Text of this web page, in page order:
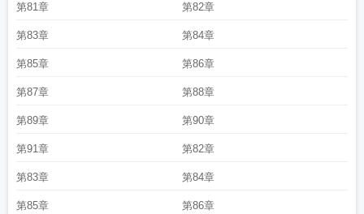
第81章 第82章
第83章 第84章
第85章 第86章
第87章 第88章
第89章 第90章
第91章 第82章
第83章 第84章
第85章 第86章